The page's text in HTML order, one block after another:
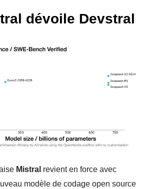
dévoile Devstral
Mistral revient en force avec
modèle de codage open source